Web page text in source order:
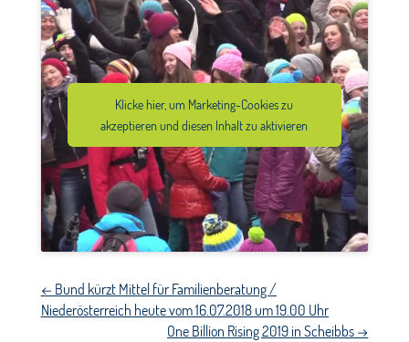
Klicke hier, um Marketing-Cookies zu
akzeptieren und diesen Inhalt zu aktivieren
← Bund kürzt Mittel für Familienberatung /
Niederösterreich heute vom 16.07.2018 um 19.00 Uhr
One Billion Rising 2019 in Scheibbs →